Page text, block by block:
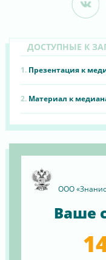
ДОСТУПНЫЕ К
1. Презентация к
2. Материал к
ООО
Ваше